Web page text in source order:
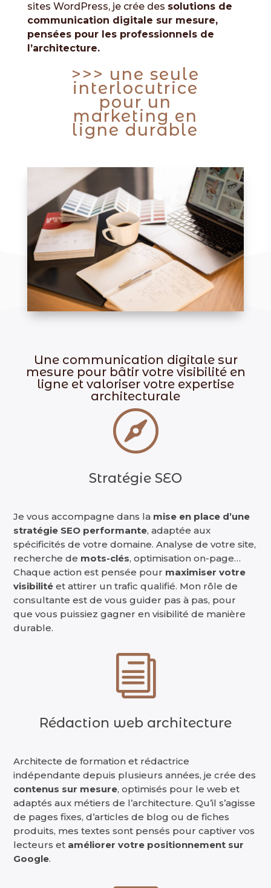
sites WordPress, je crée des solutions de
communication digitale sur mesure,
pensées pour les professionnels de
l’architecture.
>>> une seule
interlocutrice
pour un
marketing en
ligne durable
Une communication digitale sur
mesure pour bâtir votre visibilité en
ligne et valoriser votre expertise
architecturale

Stratégie SEO
Je vous accompagne dans la mise en place d’une
stratégie SEO performante, adaptée aux
spécificités de votre domaine. Analyse de votre site,
recherche de mots-clés, optimisation on-page…
Chaque action est pensée pour maximiser votre
visibilité et attirer un trafic qualifié. Mon rôle de
consultante est de vous guider pas à pas, pour
que vous puissiez gagner en visibilité de manière
durable.
i
Rédaction web architecture
Architecte de formation et rédactrice
indépendante depuis plusieurs années, je crée des
contenus sur mesure, optimisés pour le web et
adaptés aux métiers de l’architecture. Qu’il s’agisse
de pages fixes, d’articles de blog ou de fiches
produits, mes textes sont pensés pour captiver vos
lecteurs et améliorer votre positionnement sur
Google.